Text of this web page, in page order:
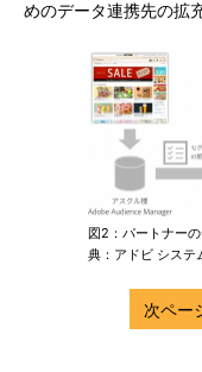
めのデータ連携先の拡
図2：パートナー
典：アドビ システ